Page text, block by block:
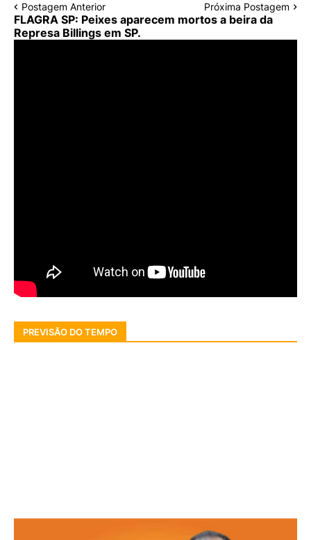
Postagem Anterior Próxima Postagem
FLAGRA SP: Peixes aparecem mortos a beira da
Represa Billings em SP.
PREVISÃO DO TEMPO